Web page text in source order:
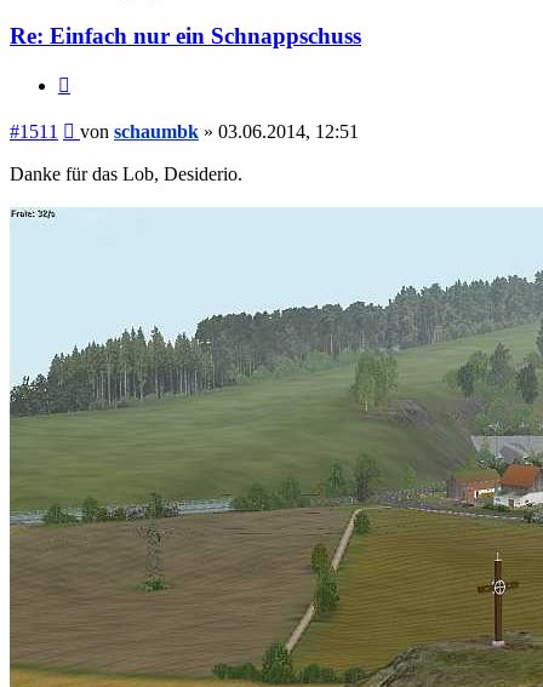
Re: Einfach nur ein Schnappschuss
#1511 Beitrag
von schaumbk » 03.06.2014, 12:51
Danke für das Lob, Desiderio.